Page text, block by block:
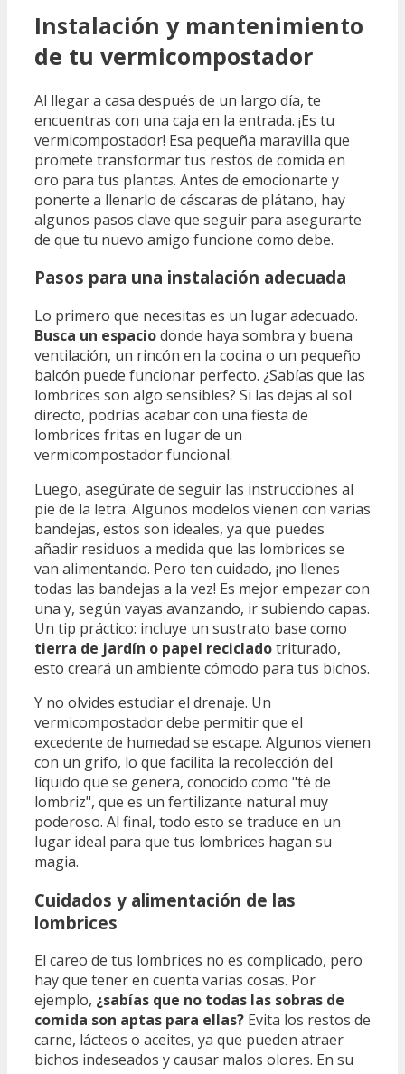
Instalación y mantenimiento
de tu vermicompostador
Al llegar a casa después de un largo día, te
encuentras con una caja en la entrada. ¡Es tu
vermicompostador! Esa pequeña maravilla que
promete transformar tus restos de comida en
oro para tus plantas. Antes de emocionarte y
ponerte a llenarlo de cáscaras de plátano, hay
algunos pasos clave que seguir para asegurarte
de que tu nuevo amigo funcione como debe.
Pasos para una instalación adecuada
Lo primero que necesitas es un lugar adecuado.
Busca un espaciodonde haya sombra y buena
ventilación, un rincón en la cocina o un pequeño
balcón puede funcionar perfecto. ¿Sabías que las
lombrices son algo sensibles? Si las dejas al sol
directo, podrías acabar con una fiesta de
lombrices fritas en lugar de un
vermicompostador funcional.
Luego, asegúrate de seguir las instrucciones al
pie de la letra. Algunos modelos vienen con varias
bandejas, estos son ideales, ya que puedes
añadir residuos a medida que las lombrices se
van alimentando. Pero ten cuidado, ¡no llenes
todas las bandejas a la vez! Es mejor empezar con
una y, según vayas avanzando, ir subiendo capas.
Un tip práctico: incluye un sustrato base como
tierra de jardín o papel recicladotriturado,
esto creará un ambiente cómodo para tus bichos.
Y no olvides estudiar el drenaje. Un
vermicompostador debe permitir que el
excedente de humedad se escape. Algunos vienen
con un grifo, lo que facilita la recolección del
líquido que se genera, conocido como "té de
lombriz", que es un fertilizante natural muy
poderoso. Al final, todo esto se traduce en un
lugar ideal para que tus lombrices hagan su
magia.
Cuidados y alimentación de las
lombrices
El careo de tus lombrices no es complicado, pero
hay que tener en cuenta varias cosas. Por
ejemplo, ¿sabías que no todas las sobras de
comida son aptas para ellas? Evita los restos de
carne, lácteos o aceites, ya que pueden atraer
bichos indeseados y causar malos olores. En su